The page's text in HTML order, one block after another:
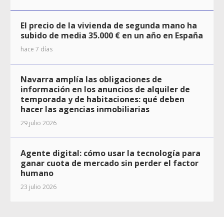
El precio de la vivienda de segunda mano ha
subido de media 35.000 € en un año en España
hace 7 días
Navarra amplía las obligaciones de
información en los anuncios de alquiler de
temporada y de habitaciones: qué deben
hacer las agencias inmobiliarias
29 julio 2026
Agente digital: cómo usar la tecnología para
ganar cuota de mercado sin perder el factor
humano
23 julio 2026